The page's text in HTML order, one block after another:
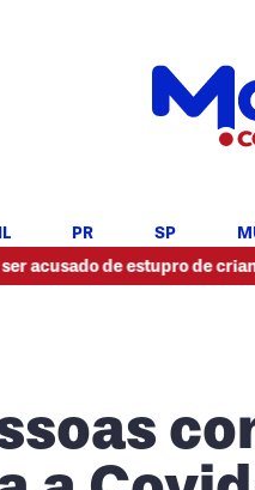
PR SP
de estupro de crianças em